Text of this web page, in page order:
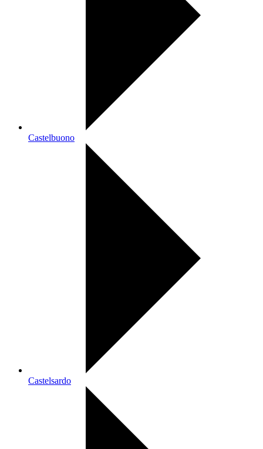
Castelbuono
Castelsardo